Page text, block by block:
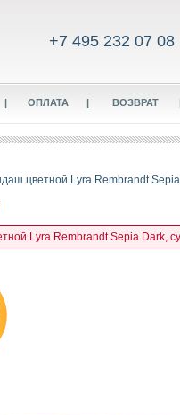
+7 495 232 07 08
| ОПЛАТА | ВОЗВРАТ
цветной Lyra Rembrandt Sepia
Lyra Rembrandt Sepia Dark,